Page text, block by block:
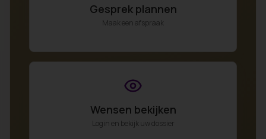
Gesprek plannen
Maak een afspraak
Wensen bekijken
Login en bekijk uw dossier